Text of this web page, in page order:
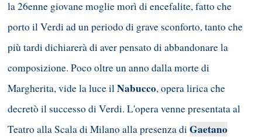
la 26enne giovane moglie morì di encefalite, fatto che
porto il Verdi ad un periodo di grave sconforto, tanto che
più tardi dichiarerà di aver pensato di abbandonare la
composizione. Poco oltre un anno dalla morte di
Margherita, vide la luce ilNabucco, opera lirica che
decretò il successo di Verdi. L'opera venne presentata al
Teatro alla Scala di Milano alla presenza diGaetano